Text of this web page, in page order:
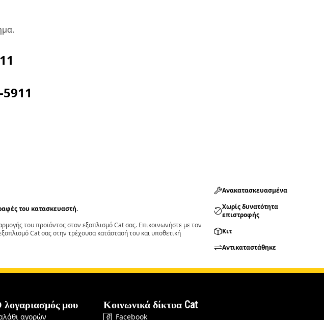
του κατασκευαστή.
του προϊόντος στον εξοπλισμό Cat σας. Επικοινωνήστε με τον
Cat σας στην τρέχουσα κατάστασή του και υποθετική
Ανακατασκευασμένα
Χωρίς δυνατότητα
επιστροφής
Κιτ
Αντικαταστάθηκε
λογαριασμός μου
αγορών
Κοινωνικά δίκτυα Cat
Facebook